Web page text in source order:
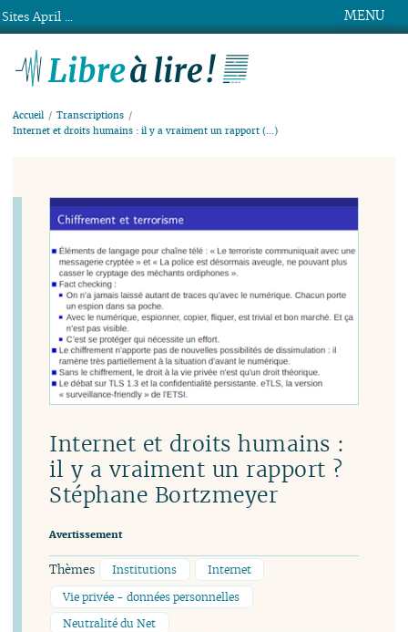
MENU
Accueil
Transcriptions
Internet et droits humains : il y a vraiment un rapport (…)
Internet et droits humains :
il y a vraiment un rapport ?
Stéphane Bortzmeyer
Avertissement
Thèmes Institutions
Internet
Vie privée - données personnelles
Neutralité du Net
Sites April ...